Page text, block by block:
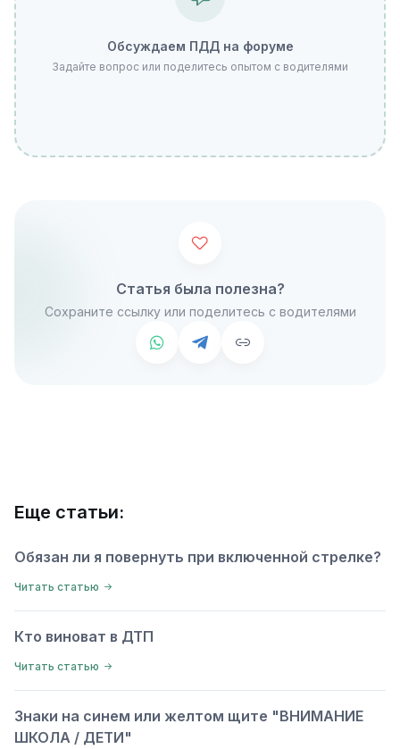
Обсуждаем ПДД на форуме
Задайте вопрос или поделитесь опытом с водителями
Статья была полезна?
Сохраните ссылку или поделитесь с водителями
Еще статьи:
Обязан ли я повернуть при включенной стрелке?
Читать статью
Кто виноват в ДТП
Читать статью
Знаки на синем или желтом щите "ВНИМАНИЕ
ШКОЛА / ДЕТИ"